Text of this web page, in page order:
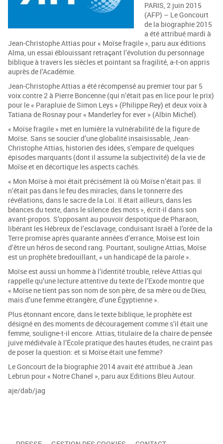
PARIS, 2 juin 2015
(AFP) – Le Goncourt
de la biographie 2015
a été attribué mardi à
Jean-Christophe Attias pour « Moïse fragile », paru aux éditions
Alma, un essai éblouissant retraçant l’évolution du personnage
biblique à travers les siècles et pointant sa fragilité, a-t-on appris
auprès de l’Académie.
Jean-Christophe Attias a été récompensé au premier tour par 5
voix contre 2 à Pierre Boncenne (qui n’était pas en lice pour le prix)
pour le « Parapluie de Simon Leys » (Philippe Rey) et deux voix à
Tatiana de Rosnay pour « Manderley for ever » (Albin Michel).
« Moïse fragile » met en lumière la vulnérabilité de la figure de
Moïse. Sans se soucier d’une globalité insaisissable, Jean-
Christophe Attias, historien des idées, s’empare de quelques
épisodes marquants (dont il assume la subjectivité) de la vie de
Moïse et en décortique les aspects cachés.
« Mon Moïse à moi était précisément là où Moïse n’était pas. Il
n’était pas dans le feu des miracles, dans le tonnerre des
révélations, dans le sacre de la Loi. Il était ailleurs, dans les
béances du texte, dans le silence des mots », écrit-il dans son
avant-propos. S’opposant au pouvoir despotique de Pharaon,
libérant les Hébreux de l’esclavage, conduisant Israël à l’orée de la
Terre promise après quarante années d’errance, Moïse est loin
d’être un héros de second rang. Pourtant, souligne Attias, Moïse
est un prophète bredouillant, « un handicapé de la parole ».
Moïse est aussi un homme à l’identité trouble, relève Attias qui
rappelle qu’une lecture attentive du texte de l’Exode montre que
« Moïse ne tient pas son nom de son père, de sa mère ou de Dieu,
mais d’une femme étrangère, d’une Égyptienne ».
Plus étonnant encore, dans le texte biblique, le prophète est
désigné en des moments de découragement comme s’il était une
femme, souligne-t-il encore. Attias, titulaire de la chaire de pensée
juive médiévale à l’École pratique des hautes études, ne craint pas
de poser la question: et si Moïse était une femme?
Le Goncourt de la biographie 2014 avait été attribué à Jean
Lebrun pour « Notre Chanel », paru aux Editions Bleu Autour.
aje/dab/jag